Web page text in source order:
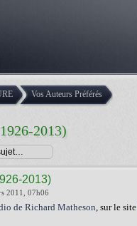
Vos Auteurs Préférés
2013)
2013)
2011, 07h06
de Richard Matheson, sur le site